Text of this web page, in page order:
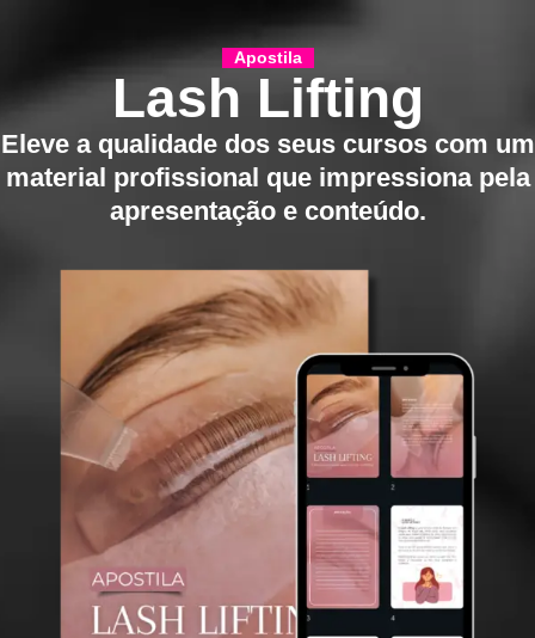
Apostila
Lash Lifting
Eleve a qualidade dos seus cursos com um
material profissional que impressiona pela
apresentação e conteúdo.